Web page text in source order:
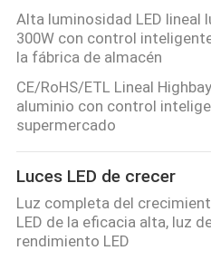
Alta luminosidad LED lineal
300W con control
la fábrica de almacén
CE/RoHS/ETL Lineal
aluminio con control
supermercado
Luces LED de crecer
Luz completa del
LED de la eficacia alta, luz
rendimiento LED